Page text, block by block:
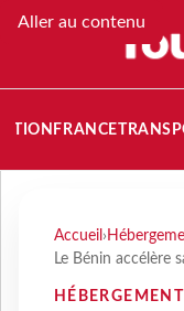
Aller au contenu
FRANCE
Accueil ›
Le Bénin accélère
HÉBERGEMENT